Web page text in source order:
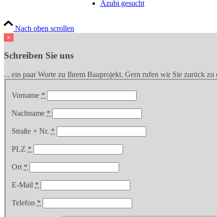
Azubi gesucht
Nach oben scrollen
×
Schreiben Sie uns
... ein paar Worte zu Ihrem Bauprojekt. Gern rufen wir Sie zurück zu
Vorname *
Nachname *
Straße + Nr. *
PLZ *
Ort *
E-Mail *
Telefon *